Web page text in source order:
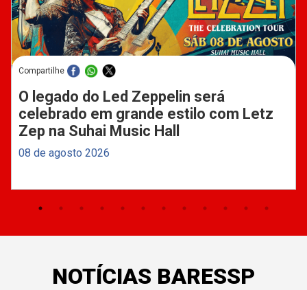
Compartilhe
O legado do Led Zeppelin será
celebrado em grande estilo com Letz
Zep na Suhai Music Hall
08 de agosto 2026
NOTÍCIAS BARESSP